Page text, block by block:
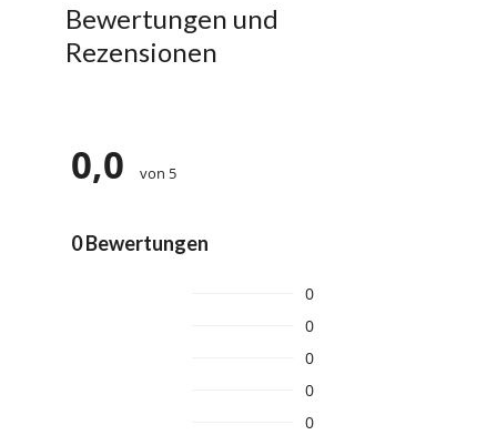
Bewertungen und
Rezensionen
0,0 von 5
0 Bewertungen
0
0
0
0
0